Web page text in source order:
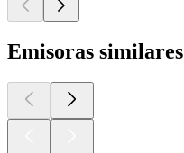
Emisoras similares